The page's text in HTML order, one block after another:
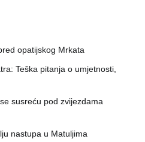
opatijskog Mrkata
Teška pitanja o umjetnosti,
susreću pod zvijezdama
nastupa u Matuljima